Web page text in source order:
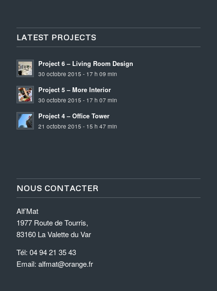
LATEST PROJECTS
Project 6 – Living Room Design
30 octobre 2015 - 17 h 09 min
Project 5 – More Interior
30 octobre 2015 - 17 h 07 min
Project 4 – Office Tower
21 octobre 2015 - 15 h 47 min
NOUS CONTACTER
Alf’Mat
1977 Route de Tourris,
83160 La Valette du Var
Tél: 04 94 21 35 43
Email: alfmat@orange.fr